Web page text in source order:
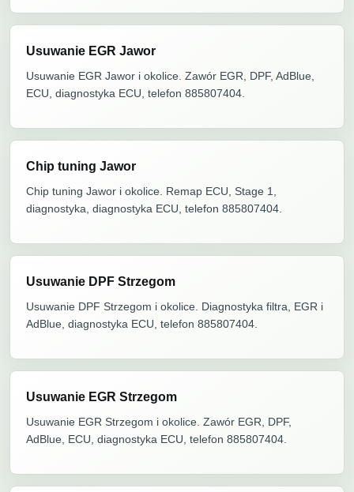
Usuwanie EGR Jawor
Usuwanie EGR Jawor i okolice. Zawór EGR, DPF, AdBlue,
ECU, diagnostyka ECU, telefon 885807404.
Chip tuning Jawor
Chip tuning Jawor i okolice. Remap ECU, Stage 1,
diagnostyka, diagnostyka ECU, telefon 885807404.
Usuwanie DPF Strzegom
Usuwanie DPF Strzegom i okolice. Diagnostyka filtra, EGR i
AdBlue, diagnostyka ECU, telefon 885807404.
Usuwanie EGR Strzegom
Usuwanie EGR Strzegom i okolice. Zawór EGR, DPF,
AdBlue, ECU, diagnostyka ECU, telefon 885807404.